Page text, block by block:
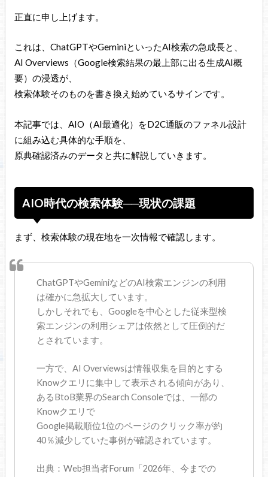
正直に申し上げます。
これは、ChatGPTやGeminiといったAI検索の急成長と、
AI Overviews（Google検索結果の最上部に出る生成AI概
要）の浸透が、
検索体験そのものを書き換え始めているサインです。
本記事では、AIO（AI最適化）をD2C通販のファネル設計
に組み込む具体的な手順を、
原典確認済みのデータと共に解説していきます。
AIO時代の検索体験──現状の課題
まず、検索体験の現在地を一次情報で確認します。
ChatGPTやGeminiなどのAI検索エンジンの利用
は確かに急拡大しています。
しかしそれでも、Googleを中心とした従来型検
索エンジンの利用シェアは依然として圧倒的だ
とされています。
一方で、AI Overviewsは情報収集を目的とする
Knowクエリに集中して表示される傾向があり、
あるBtoB業界のSearch Consoleでは、一部の
Knowクエリで
Google掲載順位1位のページのクリック率が約
40％減少していた事例が確認されています。
出典：Web担当者Forum「2026年、今までの